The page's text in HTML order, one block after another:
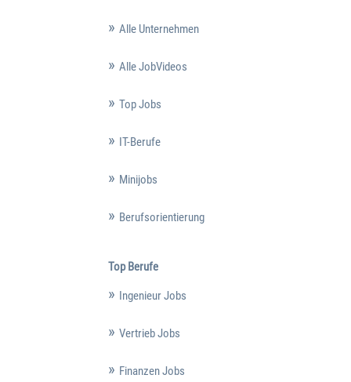
Alle Unternehmen
Alle JobVideos
Top Jobs
IT-Berufe
Minijobs
Berufsorientierung
Top Berufe
Ingenieur Jobs
Vertrieb Jobs
Finanzen Jobs